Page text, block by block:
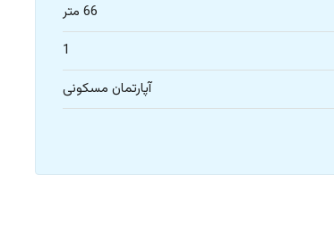
66 متر
1
آپارتمان مسکونی